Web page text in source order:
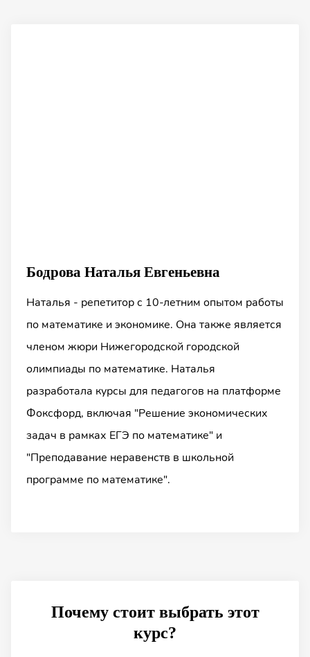
Бодрова Наталья Евгеньевна
Наталья - репетитор с 10-летним опытом работы
по математике и экономике. Она также является
членом жюри Нижегородской городской
олимпиады по математике. Наталья
разработала курсы для педагогов на платформе
Фоксфорд, включая "Решение экономических
задач в рамках ЕГЭ по математике" и
"Преподавание неравенств в школьной
программе по математике".
Почему стоит выбрать этот
курс?